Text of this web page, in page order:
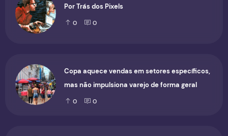
Por Trás dos Pixels
0 0
Copa aquece vendas em setores específicos,
mas não impulsiona varejo de forma geral
0 0